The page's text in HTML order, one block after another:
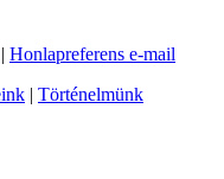
| Honlapreferens e-mail
| Történelmünk